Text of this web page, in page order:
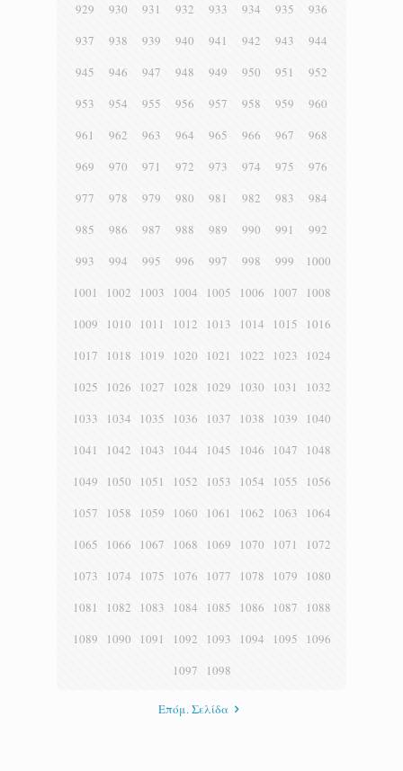
929
930 931 932 933 934 935
936
937
938 939 940 941 942 943
944
945
946 947 948 949 950 951
952
953
954 955 956 957 958 959
960
961
962 963 964 965 966 967
968
969
970 971 972 973 974 975
976
977
978 979 980 981 982 983
984
985
986 987 988 989 990 991
992
993
994 995 996 997 998 999
1000
1001
1002 1003 1004 1005 1006 1007
1008
1009
1010 1011 1012 1013 1014 1015
1016
1017
1018 1019 1020 1021 1022 1023
1024
1025
1026 1027 1028 1029 1030 1031
1032
1033
1034 1035 1036 1037 1038 1039
1040
1041
1042 1043 1044 1045 1046 1047
1048
1049
1050 1051 1052 1053 1054 1055
1056
1057
1058 1059 1060 1061 1062 1063
1064
1065
1066 1067 1068 1069 1070 1071
1072
1073
1074 1075 1076 1077 1078 1079
1080
1081
1082 1083 1084 1085 1086 1087
1088
1089
1090 1091 1092 1093 1094 1095
1096
1097
1098
Επόμ. Σελίδα